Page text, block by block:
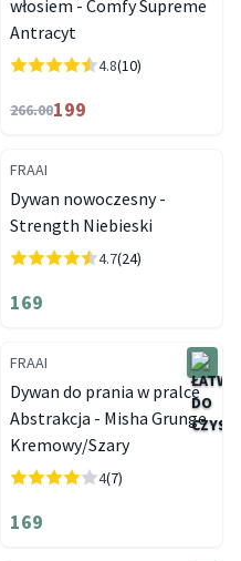
włosiem - Comfy Supreme
Antracyt
4.8(10)
266.00199
FRAAI
Dywan nowoczesny -
Strength Niebieski
4.7(24)
169
FRAAI
Dywan do prania w pralce
Abstrakcja - Misha Grunge
Kremowy/Szary
4(7)
169